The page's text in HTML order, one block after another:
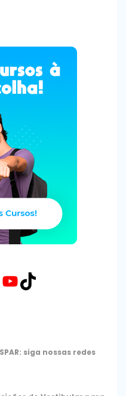
YouTube
TikTok
siga nossas redes